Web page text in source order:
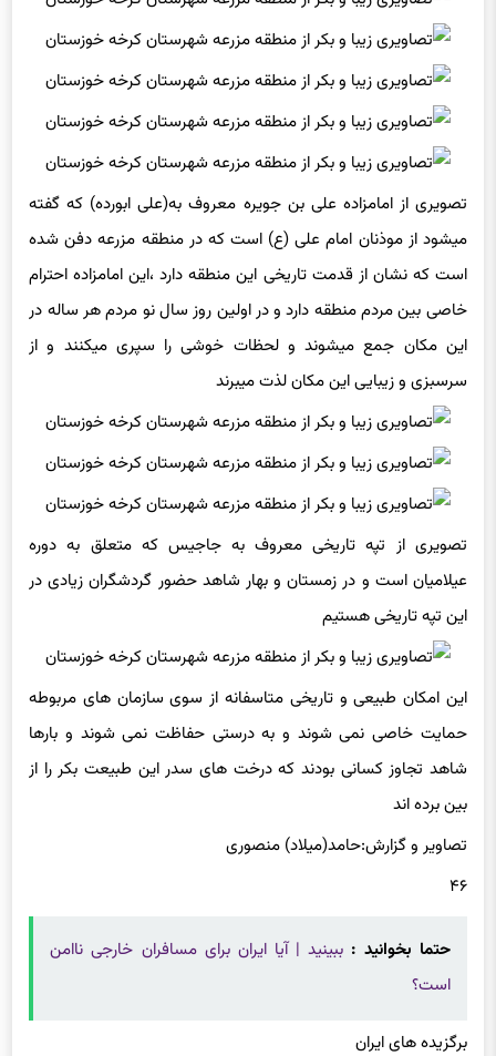
تصویری از امامزاده علی بن جویره معروف به(علی ابورده) که گفته
میشود از موذنان امام علی (ع) است که در منطقه مزرعه دفن شده
است که نشان از قدمت تاریخی این منطقه دارد ،این امامزاده احترام
خاصی بین مردم منطقه دارد و در اولین روز سال نو مردم هر ساله در
این مکان جمع میشوند و لحظات خوشی را سپری میکنند و از
سرسبزی و زیبایی این مکان لذت میبرند
تصویری از تپه تاریخی معروف به جاجیس که متعلق به دوره
عیلامیان است و در زمستان و بهار شاهد حضور گردشگران زیادی در
این تپه تاریخی هستیم
این امکان طبیعی و تاریخی متاسفانه از سوی سازمان های مربوطه
حمایت خاصی نمی شوند و به درستی حفاظت نمی شوند و بارها
شاهد تجاوز کسانی بودند که درخت های سدر این طبیعت بکر را از
بین برده اند
تصاویر و گزارش:حامد(میلاد) منصوری
۴۶
حتما بخوانید : ببینید | آیا ایران برای مسافران خارجی ناامن
است؟
برگزیده های ایران